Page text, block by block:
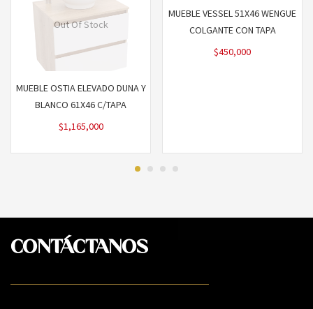
Out Of Stock
MUEBLE OSTIA ELEVADO DUNA Y
BLANCO 61X46 C/TAPA
$1,165,000
MUEBLE VESSEL 51X46 WENGUE
COLGANTE CON TAPA
$450,000
CONTÁCTANOS